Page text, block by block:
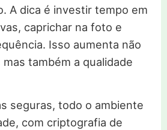
A dica é investir tempo em
caprichar na foto e
Isso aumenta não
também a qualidade
seguras, todo o ambiente
com criptografia de